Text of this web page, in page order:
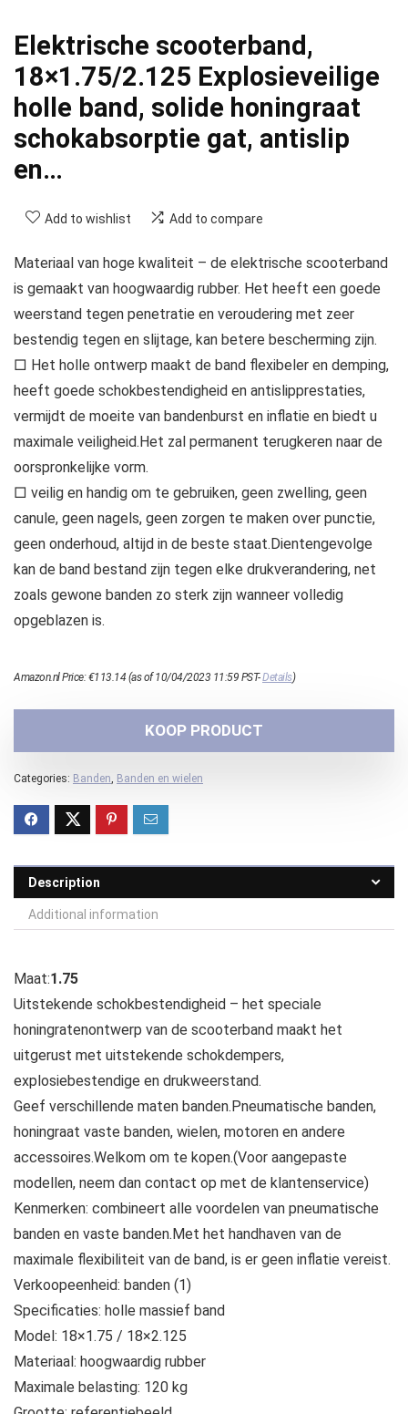
Elektrische scooterband,
18×1.75/2.125 Explosieveilige
holle band, solide honingraat
schokabsorptie gat, antislip
en…
Add to wishlist Add to compare
Materiaal van hoge kwaliteit – de elektrische scooterband
is gemaakt van hoogwaardig rubber. Het heeft een goede
weerstand tegen penetratie en veroudering met zeer
bestendig tegen en slijtage, kan betere bescherming zijn.
□ Het holle ontwerp maakt de band flexibeler en demping,
heeft goede schokbestendigheid en antislipprestaties,
vermijdt de moeite van bandenburst en inflatie en biedt u
maximale veiligheid.Het zal permanent terugkeren naar de
oorspronkelijke vorm.
□ veilig en handig om te gebruiken, geen zwelling, geen
canule, geen nagels, geen zorgen te maken over punctie,
geen onderhoud, altijd in de beste staat.Dientengevolge
kan de band bestand zijn tegen elke drukverandering, net
zoals gewone banden zo sterk zijn wanneer volledig
opgeblazen is.
Amazon.nl Price:€113.14 (as of 10/04/2023 11:59 PST-Details)
KOOP PRODUCT
Categories: Banden Banden en wielen
Description
Additional information
Maat:1.75
Uitstekende schokbestendigheid – het speciale
honingratenontwerp van de scooterband maakt het
uitgerust met uitstekende schokdempers,
explosiebestendige en drukweerstand.
Geef verschillende maten banden.Pneumatische banden,
honingraat vaste banden, wielen, motoren en andere
accessoires.Welkom om te kopen.(Voor aangepaste
modellen, neem dan contact op met de klantenservice)
Kenmerken: combineert alle voordelen van pneumatische
banden en vaste banden.Met het handhaven van de
maximale flexibiliteit van de band, is er geen inflatie vereist.
Verkoopeenheid: banden (1)
Specificaties: holle massief band
Model: 18×1.75 / 18×2.125
Materiaal: hoogwaardig rubber
Maximale belasting: 120 kg